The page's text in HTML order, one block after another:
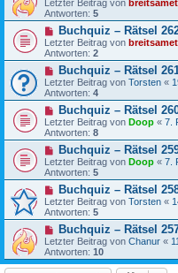
Letzter Beitrag von
Antworten: 5
Buchquiz – Rätsel
Letzter Beitrag von
Antworten: 2
Buchquiz – Rätsel
Letzter Beitrag von Torsten «
Antworten: 4
Buchquiz – Rätsel
Letzter Beitrag von Doop « 7.
Antworten: 8
Buchquiz – Rätsel
Letzter Beitrag von Doop « 7.
Antworten: 5
Buchquiz – Rätsel
Letzter Beitrag von Torsten «
Antworten: 5
Buchquiz – Rätsel
Letzter Beitrag von Chanur «
Antworten: 10